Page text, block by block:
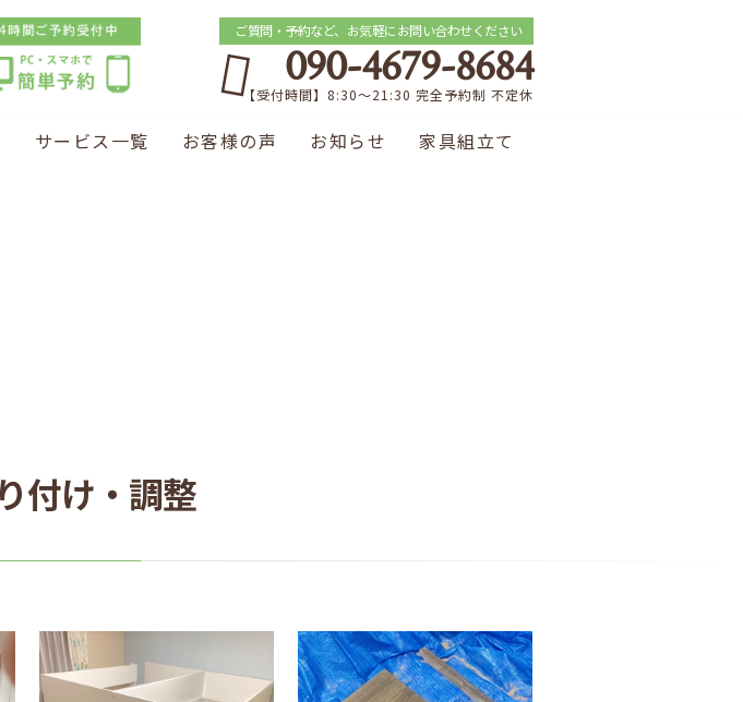
ご質問・予約など、お気軽にお問い合わせください
090-4679-8684
【受付時間】8:30～21:30 完全予約制 不定休
サービス一覧 お客様の声 お知らせ 家具組立て
付け・調整